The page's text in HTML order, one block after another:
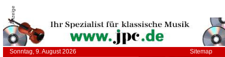
Anzeige
Sonntag, 9. August 2026 Sitemap